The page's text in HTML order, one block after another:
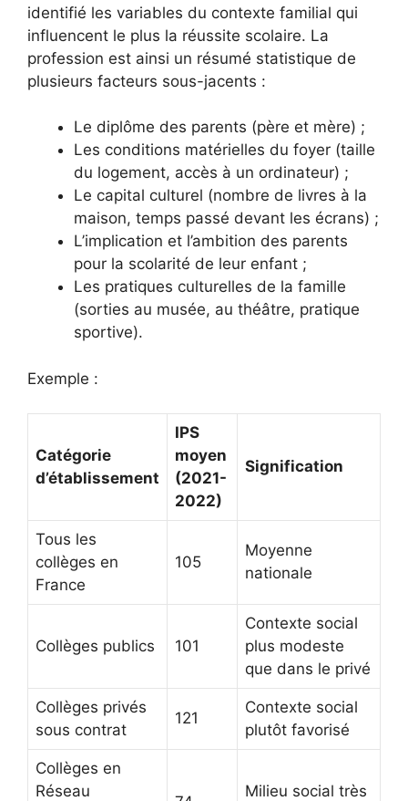
identifié les variables du contexte familial qui
influencent le plus la réussite scolaire. La
profession est ainsi un résumé statistique de
plusieurs facteurs sous-jacents :
Le diplôme des parents (père et mère) ;
Les conditions matérielles du foyer (taille
du logement, accès à un ordinateur) ;
Le capital culturel (nombre de livres à la
maison, temps passé devant les écrans) ;
L’implication et l’ambition des parents
pour la scolarité de leur enfant ;
Les pratiques culturelles de la famille
(sorties au musée, au théâtre, pratique
sportive).
Exemple :
Catégorie
d’établissement
IPS
moyen
(2021-
2022)
Signification
Tous les
collèges en
France
105
Moyenne
nationale
Collèges publics 101
Contexte social
plus modeste
que dans le privé
Collèges privés
sous contrat
121
Contexte social
plutôt favorisé
Collèges en
Réseau
Milieu social très